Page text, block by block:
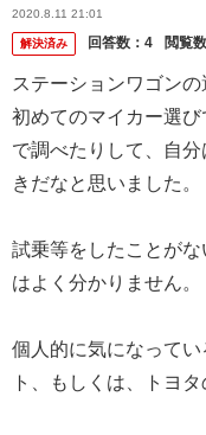
2020.8.11 21:01
解決済み 回答数： 4 閲覧
ステーションワゴンの
初めてのマイカー選
で調べたりして、自
きだなと思いました。
試乗等をしたことが
はよく分かりません。
個人的に気になって
ト、もしくは、トヨ